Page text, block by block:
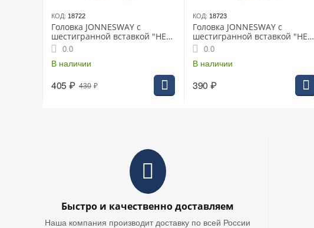
КОД: 18722
Головка JONNESWAY с
шестигранной вставкой "HEX"
1/2" 12мм L-55мм (S09H412)
0.0
В наличии
430 ₽
405₽
КОД: 18723
Головка JONNESWAY с
шестигранной вставкой "HEX"
1/2" 14мм L-55мм (S09H414)
0.0
В наличии
390 ₽
Быстро и качественно доставляем
Наша компания производит доставку по всей России